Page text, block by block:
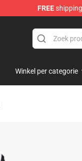
FREE
Winkel per categorie